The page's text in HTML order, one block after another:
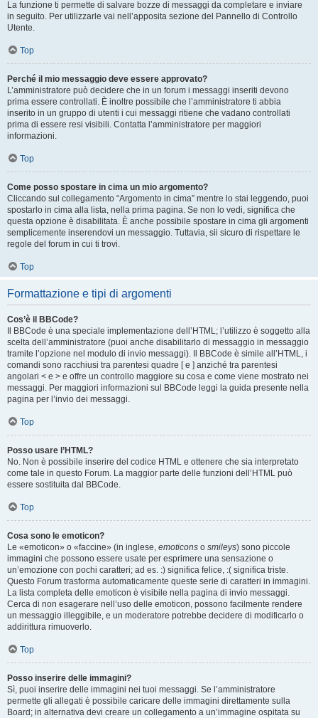
La funzione ti permette di salvare bozze di messaggi da completare e inviare
in seguito. Per utilizzarle vai nell’apposita sezione del Pannello di Controllo
Utente.
Top
Perché il mio messaggio deve essere approvato?
L’amministratore può decidere che in un forum i messaggi inseriti devono
prima essere controllati. È inoltre possibile che l’amministratore ti abbia
inserito in un gruppo di utenti i cui messaggi ritiene che vadano controllati
prima di essere resi visibili. Contatta l’amministratore per maggiori
informazioni.
Top
Come posso spostare in cima un mio argomento?
Cliccando sul collegamento “Argomento in cima” mentre lo stai leggendo, puoi
spostarlo in cima alla lista, nella prima pagina. Se non lo vedi, significa che
questa opzione è disabilitata. È anche possibile spostare in cima gli argomenti
semplicemente inserendovi un messaggio. Tuttavia, sii sicuro di rispettare le
regole del forum in cui ti trovi.
Top
Formattazione e tipi di argomenti
Cos’è il BBCode?
Il BBCode è una speciale implementazione dell’HTML; l’utilizzo è soggetto alla
scelta dell’amministratore (puoi anche disabilitarlo di messaggio in messaggio
tramite l’opzione nel modulo di invio messaggi). Il BBCode è simile all’HTML, i
comandi sono racchiusi tra parentesi quadre [ e ] anziché tra parentesi
angolari < e > e offre un controllo maggiore su cosa e come viene mostrato nei
messaggi. Per maggiori informazioni sul BBCode leggi la guida presente nella
pagina per l’invio dei messaggi.
Top
Posso usare l’HTML?
No. Non è possibile inserire del codice HTML e ottenere che sia interpretato
come tale in questo Forum. La maggior parte delle funzioni dell’HTML può
essere sostituita dal BBCode.
Top
Cosa sono le emoticon?
Le «emoticon» o «faccine» (in inglese, emoticons o smileys) sono piccole
immagini che possono essere usate per esprimere una sensazione o
un’emozione con pochi caratteri; ad es. :) significa felice, :( significa triste.
Questo Forum trasforma automaticamente queste serie di caratteri in immagini.
La lista completa delle emoticon è visibile nella pagina di invio messaggi.
Cerca di non esagerare nell’uso delle emoticon, possono facilmente rendere
un messaggio illeggibile, e un moderatore potrebbe decidere di modificarlo o
addirittura rimuoverlo.
Top
Posso inserire delle immagini?
Sì, puoi inserire delle immagini nei tuoi messaggi. Se l’amministratore
permette gli allegati è possibile caricare delle immagini direttamente sulla
Board; in alternativa devi creare un collegamento a un’immagine ospitata su